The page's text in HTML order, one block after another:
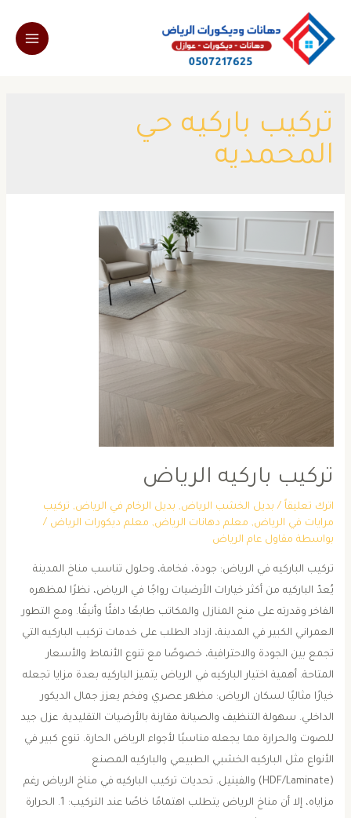
المحتوى
Main
تركيب باركيه حي
المحمديه
تركيب باركيه الرياض
اترك تعليقاً / بديل الخشب الرياض, بديل الرخام في الرياض, تركيب
مرايات في الرياض, معلم دهانات الرياض, معلم ديكورات الرياض /
بواسطة مقاول عام الرياض
تركيب الباركيه في الرياض: جودة، فخامة، وحلول تناسب مناخ المدينة
يُعدّ الباركيه من أكثر خيارات الأرضيات رواجًا في الرياض، نظرًا لمظهره
الفاخر وقدرته على منح المنازل والمكاتب طابعًا دافئًا وأنيقًا. ومع التطور
العمراني الكبير في المدينة، ازداد الطلب على خدمات تركيب الباركيه التي
تجمع بين الجودة والاحترافية، خصوصًا مع تنوع الأنماط والأسعار
المتاحة. أهمية اختيار الباركيه في الرياض يتميز الباركيه بعدة مزايا تجعله
خيارًا مثاليًا لسكان الرياض: مظهر عصري وفخم يعزز جمال الديكور
الداخلي. سهولة التنظيف والصيانة مقارنة بالأرضيات التقليدية. عزل جيد
للصوت والحرارة مما يجعله مناسبًا لأجواء الرياض الحارة. تنوع كبير في
الأنواع مثل الباركيه الخشبي الطبيعي والباركيه المصنع
(HDF/Laminate) والفينيل. تحديات تركيب الباركيه في مناخ الرياض رغم
مزاياه، إلا أن مناخ الرياض يتطلب اهتمامًا خاصًا عند التركيب: 1. الحرارة